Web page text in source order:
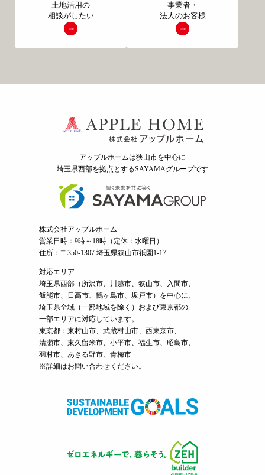
土地活用の
相談がしたい
事業者・
法人のお客様
アップルホームは狭山市を中心に
埼玉県西部を拠点とするSAYAMAグループです
株式会社アップルホーム
営業日時：9時～18時（定休：水曜日）
住所：〒350-1307 埼玉県狭山市祇園1-17
対応エリア
埼玉県西部（ 所沢市、 川越市、狭山市、入間市、
飯能市、日高市、鶴ヶ島市、坂戸市）を中心に、
埼玉県全域（一部地域を除く）および東京都の
一部エリアに対応しています。
東京都：東村山市、武蔵村山市、西東京市、
清瀬市、東久留米市、小平市、福生市、昭島市、
羽村市、あきる野市、青梅市
※詳細はお問い合わせください。